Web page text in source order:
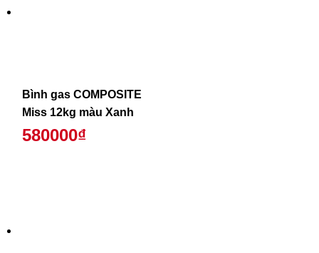
Bình gas COMPOSITE
Miss 12kg màu Xanh
580000₫